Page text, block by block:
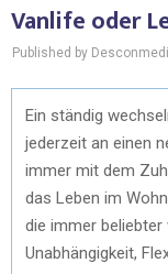
Vanlife oder
Published by
Ein ständig
jederzeit an einen
immer mit dem
das Leben im
die immer beliebter
Unabhängigkeit,